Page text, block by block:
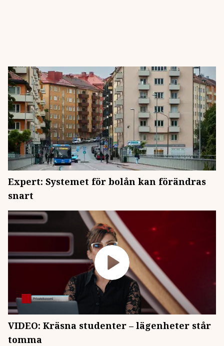
Expert: Systemet för bolån kan förändras
snart
VIDEO: Kräsna studenter – lägenheter står
tomma